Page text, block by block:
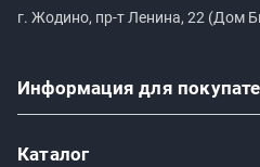
г. Жодино, пр-т Ленина, 22 (Дом
Информация для
Каталог